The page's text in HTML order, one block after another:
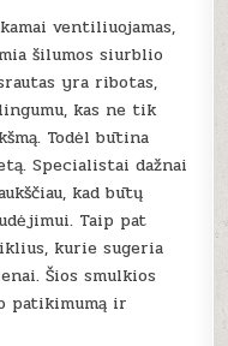
ventiliuojamas,
šilumos siurblio
yra ribotas,
kas ne tik
Todėl būtina
Specialistai dažnai
kad būtų
Taip pat
kurie sugeria
Šios smulkios
patikimumą ir